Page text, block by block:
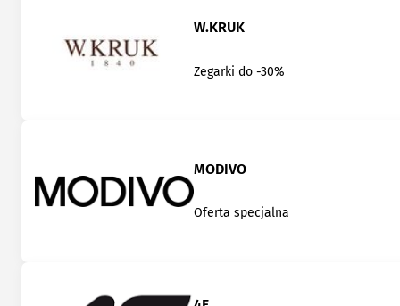
W.KRUK
Zegarki do -30%
MODIVO
Oferta specjalna